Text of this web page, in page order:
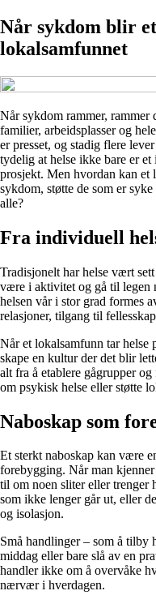
Når sykdom blir
lokalsamfunnet
Når sykdom rammer, rammer
familier, arbeidsplasser og
er presset, og stadig flere
tydelig at helse ikke bare er
prosjekt. Men hvordan kan et
sykdom, støtte de som er
alle?
Fra individuell
Tradisjonelt har helse vært
være i aktivitet og gå til legen
helsen vår i stor grad formes
relasjoner, tilgang til
Når et lokalsamfunn tar helse
skape en kultur der det blir
alt fra å etablere gågrupper
om psykisk helse eller støtte
Naboskap som
Et sterkt naboskap kan være
forebygging. Når man kjenner
til om noen sliter eller
som ikke lenger går ut, eller
og isolasjon.
Små handlinger – som å
middag eller bare slå av en
handler ikke om å overvåke
nærvær i hverdagen.